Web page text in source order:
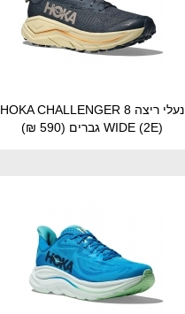
נעלי ריצה HOKA CHALLENGER 8
WIDE (2E) גברים
(590 ₪)